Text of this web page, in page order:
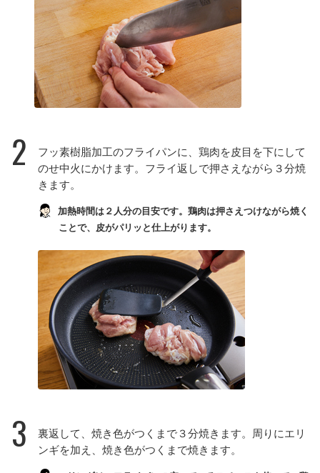
2
フッ素樹脂加工のフライパンに、鶏肉を皮目を下にして
のせ中火にかけます。フライ返しで押さえながら３分焼
きます。
加熱時間は２人分の目安です。鶏肉は押さえつけながら焼く
ことで、皮がパリッと仕上がります。
3
裏返して、焼き色がつくまで３分焼きます。周りにエリ
ンギを加え、焼き色がつくまで焼きます。